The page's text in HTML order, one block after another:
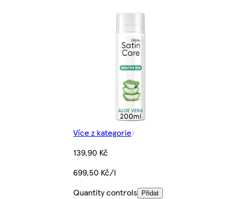
Více z kategorie
139,90 Kč
699,50 Kč/l
Quantity controls
Přidat